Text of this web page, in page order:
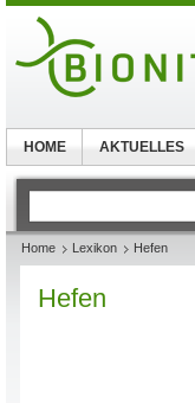
Home Lexikon Hefen
Hefen
HOME AKTUELLES